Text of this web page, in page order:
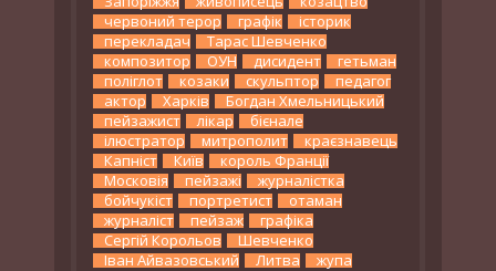
червоний терор
графік
історик
перекладач
Тарас Шевченко
композитор
ОУН дисидент
гетьман
поліглот
козаки скульптор
педагог
актор
Харків
Богдан Хмельницький
пейзажист
лікар
бієнале
ілюстратор
митрополит
краєзнавець
Капніст
Київ
король Франції
Московія
пейзажі
журналістка
бойчукіст
портретист
отаман
журналіст
пейзаж
графіка
Сергій Корольов
Шевченко
Іван Айвазовський
Литва жупа